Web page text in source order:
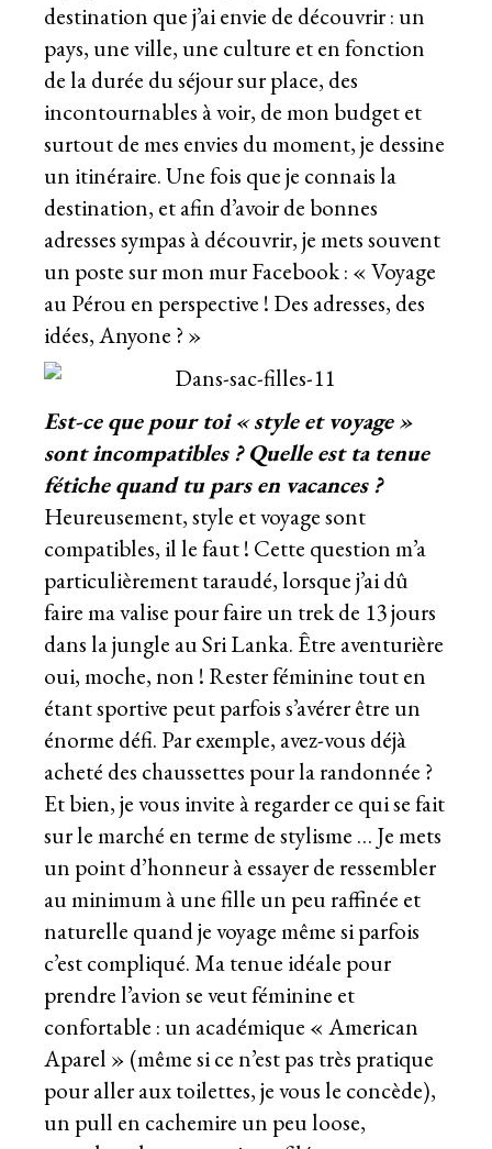
destination que j’ai envie de découvrir : un
pays, une ville, une culture et en fonction
de la durée du séjour sur place, des
incontournables à voir, de mon budget et
surtout de mes envies du moment, je dessine
un itinéraire. Une fois que je connais la
destination, et afin d’avoir de bonnes
adresses sympas à découvrir, je mets souvent
un poste sur mon mur Facebook : « Voyage
au Pérou en perspective ! Des adresses, des
idées, Anyone ? »
Est-ce que pour toi « style et voyage »
sont incompatibles ? Quelle est ta tenue
fétiche quand tu pars en vacances ?
Heureusement, style et voyage sont
compatibles, il le faut ! Cette question m’a
particulièrement taraudé, lorsque j’ai dû
faire ma valise pour faire un trek de 13 jours
dans la jungle au Sri Lanka. Être aventurière
oui, moche, non ! Rester féminine tout en
étant sportive peut parfois s’avérer être un
énorme défi. Par exemple, avez-vous déjà
acheté des chaussettes pour la randonnée ?
Et bien, je vous invite à regarder ce qui se fait
sur le marché en terme de stylisme … Je mets
un point d’honneur à essayer de ressembler
au minimum à une fille un peu raffinée et
naturelle quand je voyage même si parfois
c’est compliqué. Ma tenue idéale pour
prendre l’avion se veut féminine et
confortable : un académique « American
Aparel » (même si ce n’est pas très pratique
pour aller aux toilettes, je vous le concède),
un pull en cachemire un peu loose,